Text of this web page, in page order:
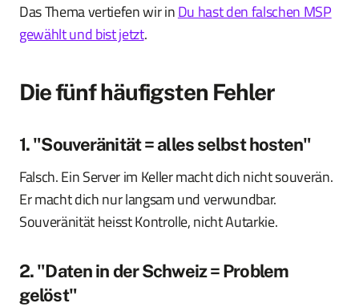
Das Thema vertiefen wir inDu hast den falschen MSP
gewählt und bist jetzt.
Die fünf häufigsten Fehler
1. "Souveränität = alles selbst hosten"
Falsch. Ein Server im Keller macht dich nicht souverän.
Er macht dich nur langsam und verwundbar.
Souveränität heisst Kontrolle, nicht Autarkie.
2. "Daten in der Schweiz = Problem
gelöst"